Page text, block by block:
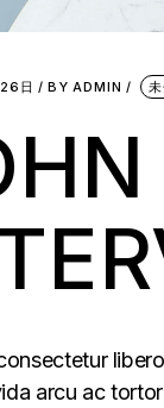
日 BY ADMIN
arcu ac